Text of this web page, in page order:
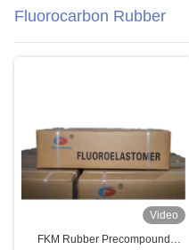
Fluorocarbon Rubber
Video
FKM Rubber Precompound